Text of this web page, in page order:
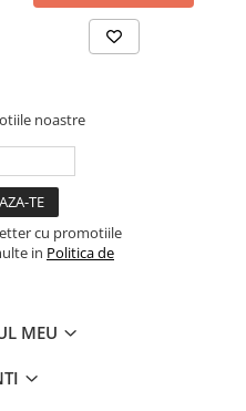
noastre
cu promotiile
in Politica de
MEU